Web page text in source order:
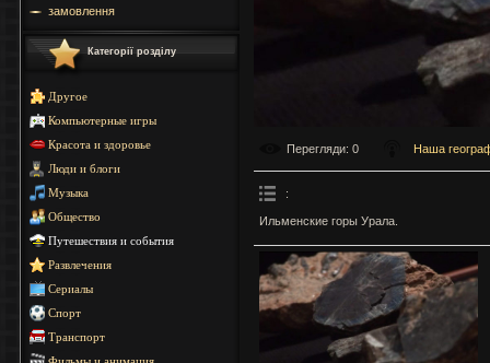
замовлення
Категорії розділу
Другое
Компьютерные игры
Красота и здоровье
Люди и блоги
Музыка
Общество
Путешествия и события
Развлечения
Сериалы
Спорт
Транспорт
Перегляди: 0 Наша
:
Ильменские горы Урала.